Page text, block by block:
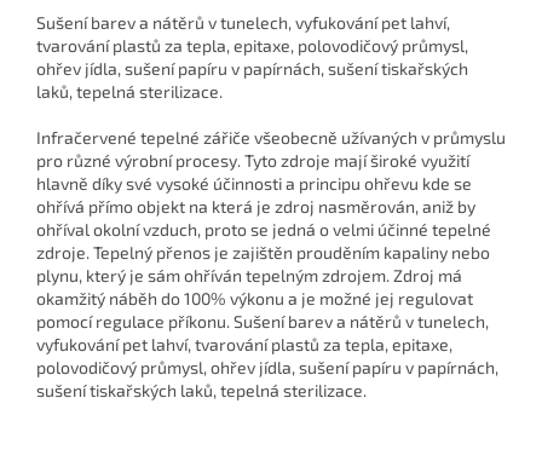
Sušení barev a nátěrů v tunelech, vyfukování pet lahví,
tvarování plastů za tepla, epitaxe, polovodičový průmysl,
ohřev jídla, sušení papíru v papírnách, sušení tiskařských
laků, tepelná sterilizace.
Infračervené tepelné zářiče všeobecně užívaných v průmyslu
pro různé výrobní procesy. Tyto zdroje mají široké využití
hlavně díky své vysoké účinnosti a principu ohřevu kde se
ohřívá přímo objekt na která je zdroj nasměrován, aniž by
ohříval okolní vzduch, proto se jedná o velmi účinné tepelné
zdroje. Tepelný přenos je zajištěn prouděním kapaliny nebo
plynu, který je sám ohříván tepelným zdrojem. Zdroj má
okamžitý náběh do 100% výkonu a je možné jej regulovat
pomocí regulace příkonu. Sušení barev a nátěrů v tunelech,
vyfukování pet lahví, tvarování plastů za tepla, epitaxe,
polovodičový průmysl, ohřev jídla, sušení papíru v papírnách,
sušení tiskařských laků, tepelná sterilizace.